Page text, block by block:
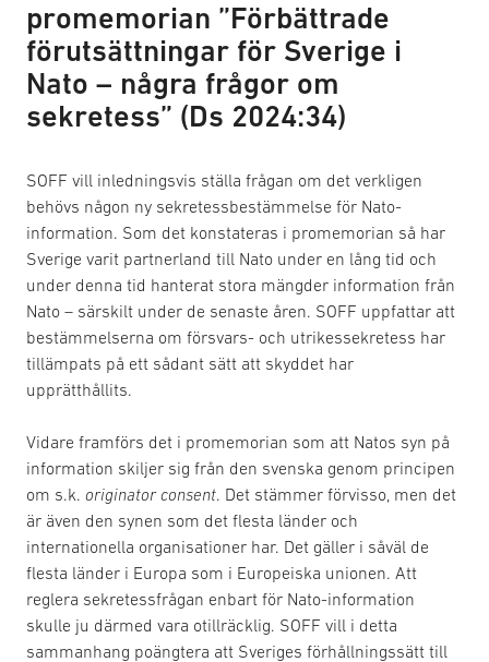
promemorian ”Förbättrade
förutsättningar för Sverige i
Nato – några frågor om
sekretess” (Ds 2024:34)
SOFF vill inledningsvis ställa frågan om det verkligen
behövs någon ny sekretessbestämmelse för Nato-
information. Som det konstateras i promemorian så har
Sverige varit partnerland till Nato under en lång tid och
under denna tid hanterat stora mängder information från
Nato – särskilt under de senaste åren. SOFF uppfattar att
bestämmelserna om försvars- och utrikessekretess har
tillämpats på ett sådant sätt att skyddet har
upprätthållits.
Vidare framförs det i promemorian som att Natos syn på
information skiljer sig från den svenska genom principen
om s.k. originator consent. Det stämmer förvisso, men det
är även den synen som det flesta länder och
internationella organisationer har. Det gäller i såväl de
flesta länder i Europa som i Europeiska unionen. Att
reglera sekretessfrågan enbart för Nato-information
skulle ju därmed vara otillräcklig. SOFF vill i detta
sammanhang poängtera att Sveriges förhållningssätt till